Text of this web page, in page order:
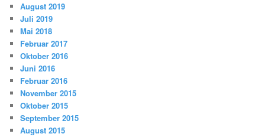
August 2019
Juli 2019
Mai 2018
Februar 2017
Oktober 2016
Juni 2016
Februar 2016
November 2015
Oktober 2015
September 2015
August 2015